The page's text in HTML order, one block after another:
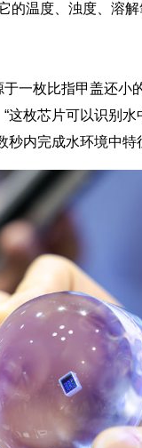
的温度、浊度、溶
一枚比指甲盖还小
这枚芯片可以识别
秒内完成水环境中特